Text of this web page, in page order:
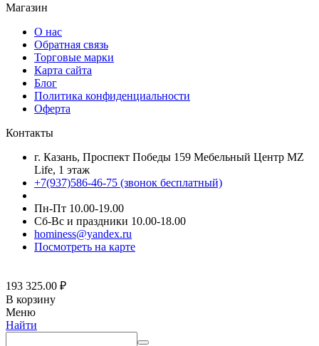
Магазин
О нас
Обратная связь
Торговые марки
Карта сайта
Блог
Политика конфиденциальности
Оферта
Контакты
г. Казань, Проспект Победы 159 Мебельный Центр MZ
Life, 1 этаж
+7(937)586-46-75 (звонок бесплатный)
Пн-Пт 10.00-19.00
Сб-Вс и праздники 10.00-18.00
hominess@yandex.ru
Посмотреть на карте
193 325.00 ₽
В корзину
Меню
Найти